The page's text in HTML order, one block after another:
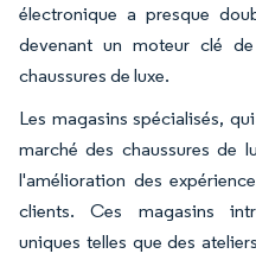
électronique a presque
devenant un moteur clé
chaussures de luxe.
Les magasins spécialisés,
marché des chaussures de
l'amélioration des
clients. Ces magasins
uniques telles que des